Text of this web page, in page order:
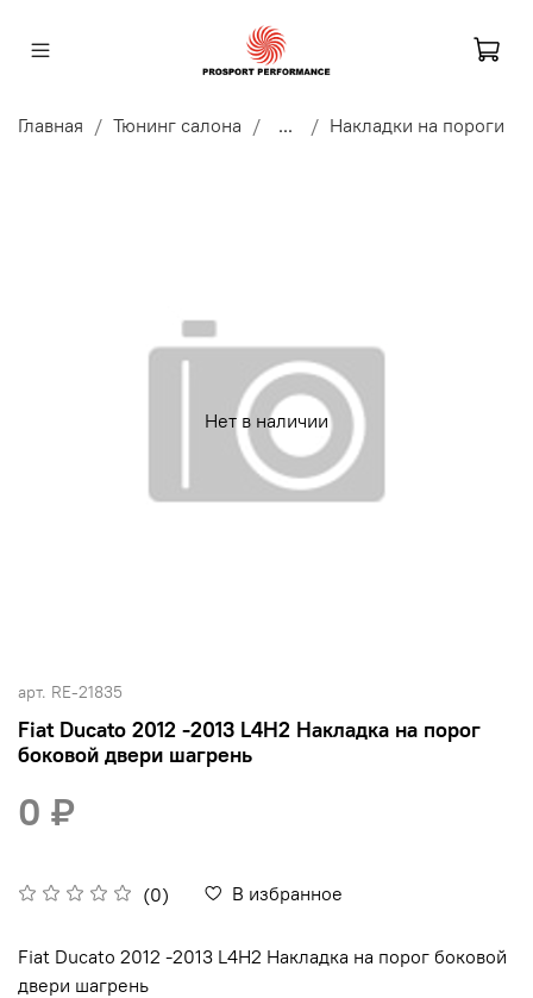
Главная Тюнинг салона ... Накладки на пороги
Нет в наличии
арт. RE-21835
Fiat Ducato 2012 -2013 L4H2 Накладка на порог
боковой двери шагрень
(0) В избранное
0 ₽
Fiat Ducato 2012 -2013 L4H2 Накладка на порог боковой
двери шагрень